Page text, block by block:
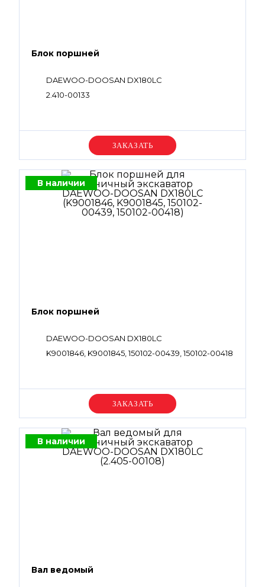
Блок поршней
DAEWOO-DOOSAN DX180LC
2.410-00133
Уточняйте цену
В наличии
Блок поршней
DAEWOO-DOOSAN DX180LC
K9001846, K9001845, 150102-00439, 150102-00418
Уточняйте цену
В наличии
Вал ведомый